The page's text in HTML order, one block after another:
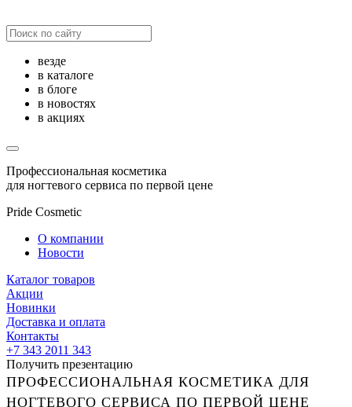
везде
в каталоге
в блоге
в новостях
в акциях
Профессиональная косметика
для ногтевого сервиса по первой цене
Pride Cosmetic
О компании
Новости
Каталог товаров
Акции
Новинки
Доставка и оплата
Контакты
+7 343 2011 343
Получить презентацию
ПРОФЕССИОНАЛЬНАЯ КОСМЕТИКА ДЛЯ
НОГТЕВОГО СЕРВИСА ПО ПЕРВОЙ ЦЕНЕ